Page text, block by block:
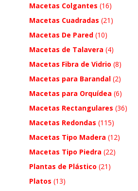
Macetas Colgantes (16)
Macetas Cuadradas (21)
Macetas De Pared (10)
Macetas de Talavera (4)
Macetas Fibra de Vidrio (8)
Macetas para Barandal (2)
Macetas para Orquídea (6)
Macetas Rectangulares (36)
Macetas Redondas (115)
Macetas Tipo Madera (12)
Macetas Tipo Piedra (22)
Plantas de Plástico (21)
Platos (13)